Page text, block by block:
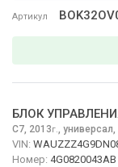
Артикул
БЛОК
C7, 2013г.,
VIN:
Номер: 4G0820043AB